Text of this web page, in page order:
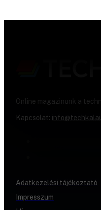
Online magazinunk a
Kapcsolat:
Adatkezelési tájékoztató
Impresszum